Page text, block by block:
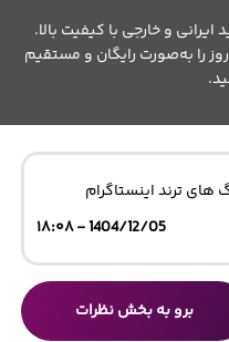
و خارجی با کیفیت بالا.
را به‌صورت رایگان و مستقیم
های ترند اینستاگرام
1404/12/05 - ۱۸:۰۸
برو به بخش نظرات